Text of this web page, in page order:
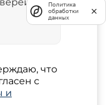
что
с
и
Политика
обработки
данных